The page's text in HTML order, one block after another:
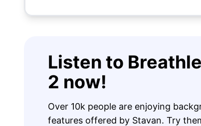
Listen to
2 now!
Over 10k people are enjoying
features offered by Stavan. Try